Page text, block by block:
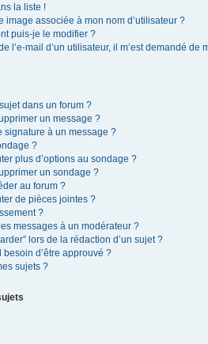
la liste !
image associée à mon nom d’utilisateur ?
puis-je le modifier ?
l’e-mail d’un utilisateur, il m’est demandé de
dans un forum ?
un message ?
signature à un message ?
?
plus d’options au sondage ?
un sondage ?
au forum ?
de pièces jointes ?
?
messages à un modérateur ?
lors de la rédaction d’un sujet ?
d’être approuvé ?
sujets ?